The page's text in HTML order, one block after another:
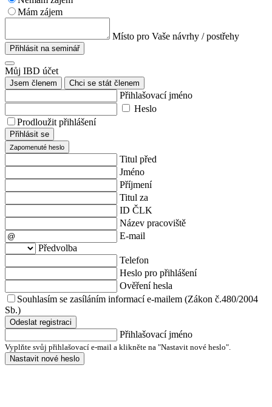
Mám zájem
Místo pro Vaše návrhy / postřehy
Přihlásit na seminář
Můj IBD účet
Jsem členem Chci se stát členem
Přihlašovací jméno
Heslo
Prodloužit přihlášení
Přihlásit se
Zapomenuté heslo
Titul před
Jméno
Příjmení
Titul za
ID ČLK
Název pracoviště
E-mail
Předvolba
Telefon
Heslo pro přihlášení
Ověření hesla
Souhlasím se zasíláním informací e-mailem (Zákon č.480/2004
Sb.)
Odeslat registraci
Přihlašovací jméno
Vyplňte svůj přihlašovací e-mail a klikněte na "Nastavit nové heslo".
Nastavit nové heslo